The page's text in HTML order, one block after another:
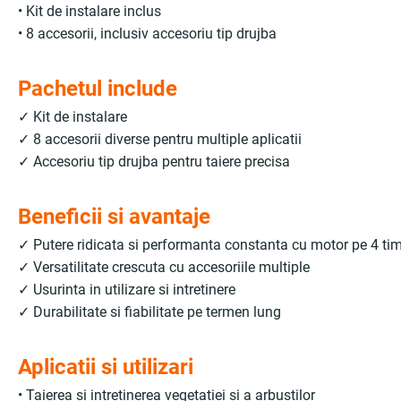
• Kit de instalare inclus
• 8 accesorii, inclusiv accesoriu tip drujba
Pachetul include
✓ Kit de instalare
✓ 8 accesorii diverse pentru multiple aplicatii
✓ Accesoriu tip drujba pentru taiere precisa
Beneficii si avantaje
✓ Putere ridicata si performanta constanta cu motor pe 4
✓ Versatilitate crescuta cu accesoriile multiple
✓ Usurinta in utilizare si intretinere
✓ Durabilitate si fiabilitate pe termen lung
Aplicatii si utilizari
• Taierea si intretinerea vegetatiei si a arbustilor